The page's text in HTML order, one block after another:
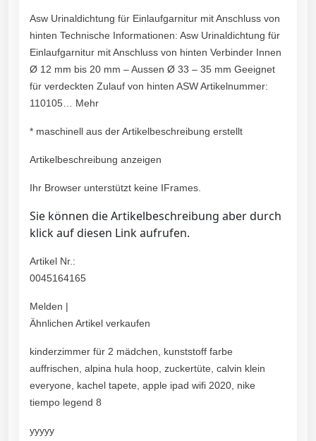
Asw Urinaldichtung für Einlaufgarnitur mit Anschluss von
hinten Technische Informationen: Asw Urinaldichtung für
Einlaufgarnitur mit Anschluss von hinten Verbinder Innen
Ø 12 mm bis 20 mm – Aussen Ø 33 – 35 mm Geeignet
für verdeckten Zulauf von hinten ASW Artikelnummer:
110105… Mehr
* maschinell aus der Artikelbeschreibung erstellt
Artikelbeschreibung anzeigen
Ihr Browser unterstützt keine IFrames.
Sie können die Artikelbeschreibung aber durch
klick auf diesen Link aufrufen.
Artikel Nr.:
0045164165
Melden |
Ähnlichen Artikel verkaufen
kinderzimmer für 2 mädchen, kunststoff farbe
auffrischen, alpina hula hoop, zuckertüte, calvin klein
everyone, kachel tapete, apple ipad wifi 2020, nike
tiempo legend 8
yyyyy